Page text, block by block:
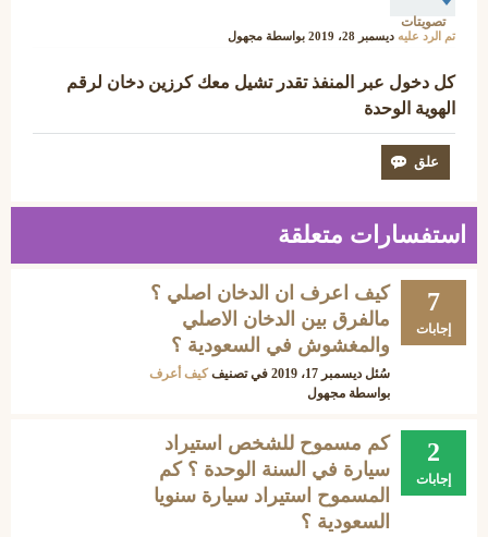
تصويتات
تم الرد عليه ديسمبر 28، 2019 بواسطة مجهول
كل دخول عبر المنفذ تقدر تشيل معك كرزين دخان لرقم
الهوية الوحدة
استفسارات متعلقة
7
إجابات
كيف اعرف ان الدخان اصلي ؟
مالفرق بين الدخان الاصلي
والمغشوش في السعودية ؟
سُئل ديسمبر 17، 2019 في تصنيفكيف أعرف
بواسطة مجهول
2
إجابات
كم مسموح للشخص استيراد
سيارة في السنة الوحدة ؟ كم
المسموح استيراد سيارة سنويا
السعودية ؟